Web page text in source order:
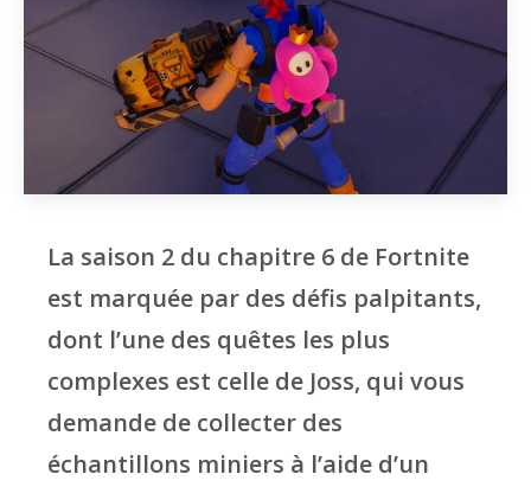
La saison 2 du chapitre 6 de Fortnite
est marquée par des défis palpitants,
dont l’une des quêtes les plus
complexes est celle de Joss, qui vous
demande de collecter des
échantillons miniers à l’aide d’un